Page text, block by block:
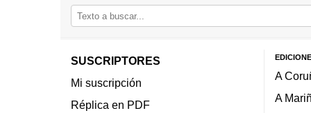
SUSCRIPTORES
Mi suscripción
Réplica en PDF
A
A